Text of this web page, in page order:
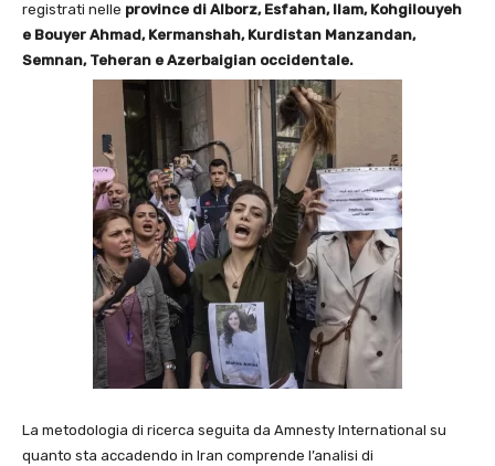
registrati nelle province di Alborz, Esfahan, Ilam, Kohgilouyeh
e Bouyer Ahmad, Kermanshah, Kurdistan Manzandan,
Semnan, Teheran e Azerbaigian occidentale.
La metodologia di ricerca seguita da Amnesty International su
quanto sta accadendo in Iran comprende l’analisi di